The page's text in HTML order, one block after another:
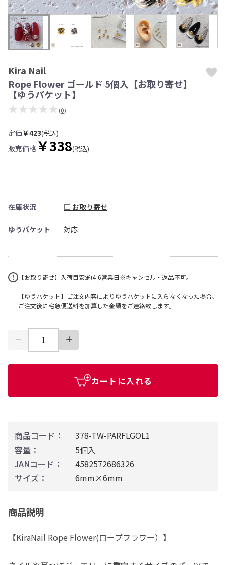
商品コード：
378-TW-PARFLGOL1
容量：
5個入
JANコード：
4582572686326
サイズ：
6mm×6mm
商品説明
【KiraNail Rope Flower(ロープフラワー）】
Kira Nail
Rope Flower ゴールド 5個入【お取り寄せ】
【ゆうパケット】
★★★★★ (0)
定価￥423(税込)
販売価格 ￥338(税込)
在庫状況 □ お取り寄せ
ゆうパケット 対応
【お取り寄せ】入荷目安:約4-6営業日※キャンセル・返品不可。
【ゆうパケット】ご注文内容によりゆうパケットに入らなくなった場合、
ご注文後に宅急便送料を加算した金額をご連絡致します。
カートに入れる